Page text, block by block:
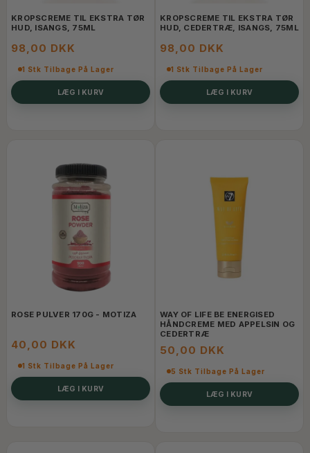
KROPSCREME TIL EKSTRA TØR
HUD, ISANGS, 75ML
98,00 DKK
1 Stk Tilbage På Lager
LÆG I KURV
KROPSCREME TIL EKSTRA TØR
HUD, CEDERTRÆ, ISANGS, 75ML
98,00 DKK
1 Stk Tilbage På Lager
LÆG I KURV
ROSE PULVER 170G - MOTIZA
40,00 DKK
1 Stk Tilbage På Lager
LÆG I KURV
WAY OF LIFE BE ENERGISED
HÅNDCREME MED APPELSIN OG
CEDERTRÆ
50,00 DKK
5 Stk Tilbage På Lager
LÆG I KURV